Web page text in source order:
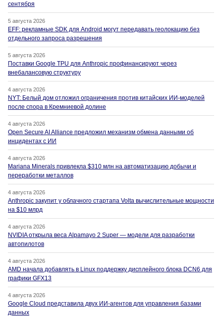
сентября
5 августа 2026
EFF: рекламные SDK для Android могут передавать геолокацию без
отдельного запроса разрешения
5 августа 2026
Поставки Google TPU для Anthropic профинансируют через
внебалансовую структуру
4 августа 2026
NYT: Белый дом отложил ограничения против китайских ИИ-моделей
после спора в Кремниевой долине
4 августа 2026
Open Secure AI Alliance предложил механизм обмена данными об
инцидентах с ИИ
4 августа 2026
Mariana Minerals привлекла $310 млн на автоматизацию добычи и
переработки металлов
4 августа 2026
Anthropic закупит у облачного стартапа Volta вычислительные мощности
на $10 млрд
4 августа 2026
NVIDIA открыла веса Alpamayo 2 Super — модели для разработки
автопилотов
4 августа 2026
AMD начала добавлять в Linux поддержку дисплейного блока DCN6 для
графики GFX13
4 августа 2026
Google Cloud представила двух ИИ-агентов для управления базами
данных